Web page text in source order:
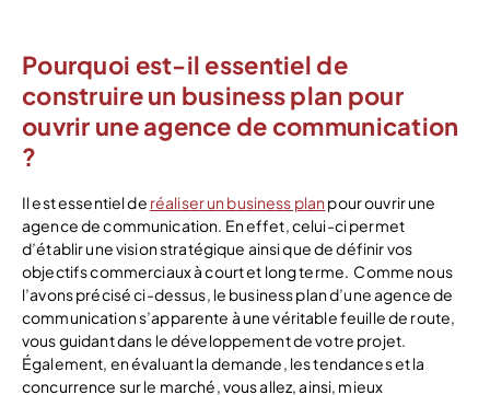
Pourquoi est-il essentiel de
construire un business plan pour
ouvrir une agence de communication
?
Il est essentiel de réaliser un business plan pour ouvrir une
agence de communication. En effet, celui-ci permet
d’établir une vision stratégique ainsi que de définir vos
objectifs commerciaux à court et long terme. Comme nous
l’avons précisé ci-dessus, le business plan d’une agence de
communication s’apparente à une véritable feuille de route,
vous guidant dans le développement de votre projet.
Également, en évaluant la demande, les tendances et la
concurrence sur le marché, vous allez, ainsi, mieux